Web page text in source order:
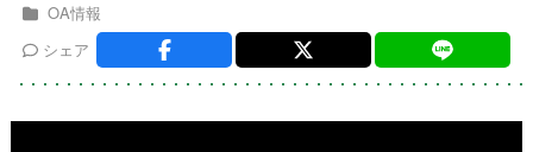
OA情報
シェア